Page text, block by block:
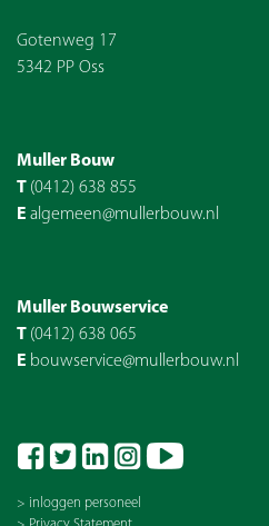
Gotenweg 17
5342 PP Oss
Muller Bouw
T (0412) 638 855
E algemeen@mullerbouw.nl
Muller Bouwservice
T (0412) 638 065
E bouwservice@mullerbouw.nl
> inloggen personeel